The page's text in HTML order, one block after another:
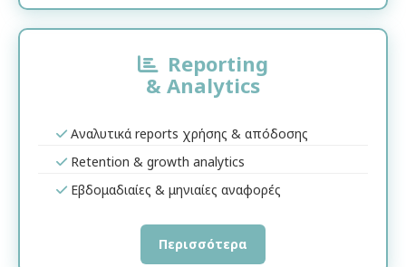
Reporting
& Analytics
Αναλυτικά reports χρήσης & απόδοσης
Retention & growth analytics
Εβδομαδιαίες & μηνιαίες αναφορές
Περισσότερα